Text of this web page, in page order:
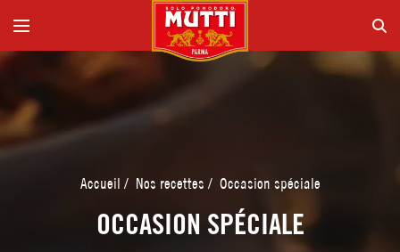
Accueil / Nos recettes / Occasion spéciale
OCCASION SPÉCIALE